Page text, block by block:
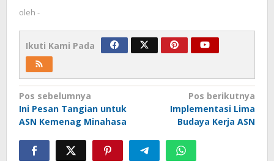
oleh -
Ikuti Kami Pada
Navigasi
pos
Pos sebelumnya
Ini Pesan Tangian untuk
ASN Kemenag Minahasa
Pos berikutnya
Implementasi Lima
Budaya Kerja ASN